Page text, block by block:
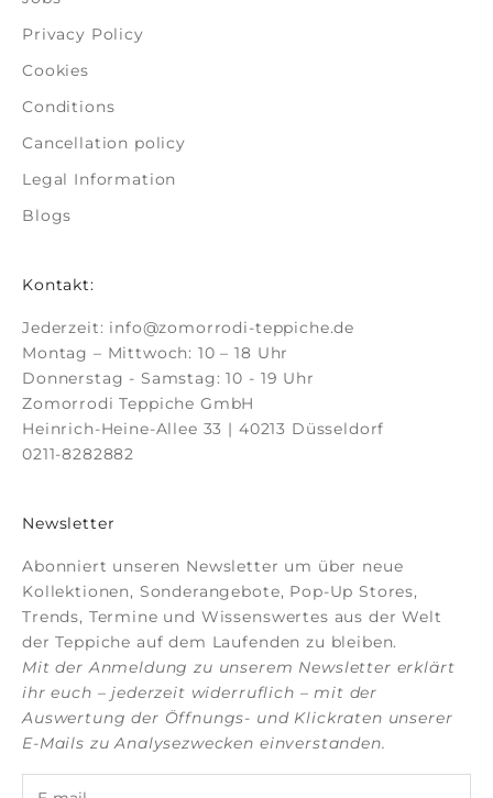
Privacy Policy
Cookies
Conditions
Cancellation policy
Legal Information
Blogs
Kontakt:
Jederzeit: info@zomorrodi-teppiche.de
Montag – Mittwoch: 10 – 18 Uhr
Donnerstag - Samstag: 10 - 19 Uhr
Zomorrodi Teppiche GmbH
Heinrich-Heine-Allee 33 | 40213 Düsseldorf
0211-8282882
Newsletter
Abonniert unseren Newsletter um über neue
Kollektionen, Sonderangebote, Pop-Up Stores,
Trends, Termine und Wissenswertes aus der Welt
der Teppiche auf dem Laufenden zu bleiben.
Mit der Anmeldung zu unserem Newsletter erklärt
ihr euch – jederzeit widerruflich – mit der
Auswertung der Öffnungs- und Klickraten unserer
E-Mails zu Analysezwecken einverstanden.